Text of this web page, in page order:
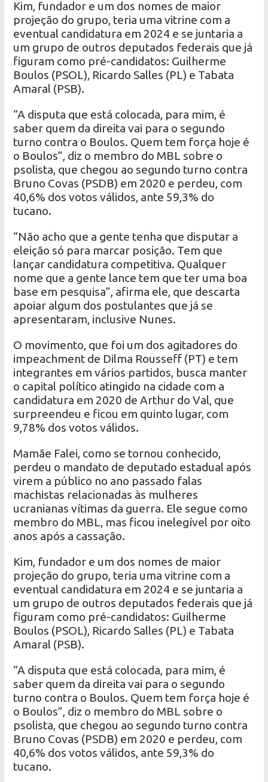
Kim, fundador e um dos nomes de maior
projeção do grupo, teria uma vitrine com a
eventual candidatura em 2024 e se juntaria a
um grupo de outros deputados federais que já
figuram como pré-candidatos: Guilherme
Boulos (PSOL), Ricardo Salles (PL) e Tabata
Amaral (PSB).
“A disputa que está colocada, para mim, é
saber quem da direita vai para o segundo
turno contra o Boulos. Quem tem força hoje é
o Boulos”, diz o membro do MBL sobre o
psolista, que chegou ao segundo turno contra
Bruno Covas (PSDB) em 2020 e perdeu, com
40,6% dos votos válidos, ante 59,3% do
tucano.
“Não acho que a gente tenha que disputar a
eleição só para marcar posição. Tem que
lançar candidatura competitiva. Qualquer
nome que a gente lance tem que ter uma boa
base em pesquisa”, afirma ele, que descarta
apoiar algum dos postulantes que já se
apresentaram, inclusive Nunes.
O movimento, que foi um dos agitadores do
impeachment de Dilma Rousseff (PT) e tem
integrantes em vários partidos, busca manter
o capital político atingido na cidade com a
candidatura em 2020 de Arthur do Val, que
surpreendeu e ficou em quinto lugar, com
9,78% dos votos válidos.
Mamãe Falei, como se tornou conhecido,
perdeu o mandato de deputado estadual após
virem a público no ano passado falas
machistas relacionadas às mulheres
ucranianas vítimas da guerra. Ele segue como
membro do MBL, mas ficou inelegível por oito
anos após a cassação.
Kim, fundador e um dos nomes de maior
projeção do grupo, teria uma vitrine com a
eventual candidatura em 2024 e se juntaria a
um grupo de outros deputados federais que já
figuram como pré-candidatos: Guilherme
Boulos (PSOL), Ricardo Salles (PL) e Tabata
Amaral (PSB).
“A disputa que está colocada, para mim, é
saber quem da direita vai para o segundo
turno contra o Boulos. Quem tem força hoje é
o Boulos”, diz o membro do MBL sobre o
psolista, que chegou ao segundo turno contra
Bruno Covas (PSDB) em 2020 e perdeu, com
40,6% dos votos válidos, ante 59,3% do
tucano.